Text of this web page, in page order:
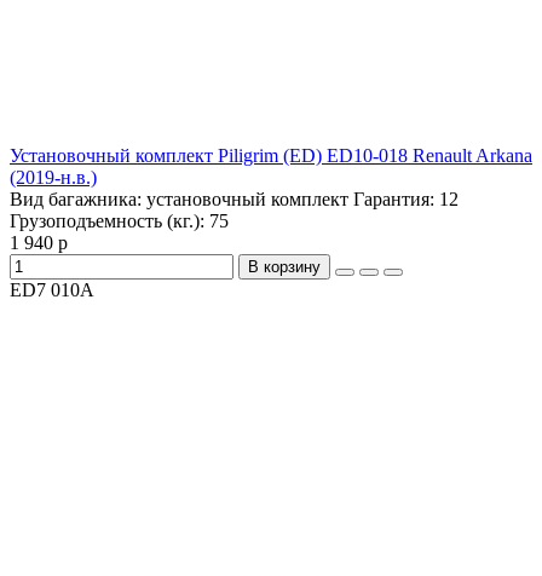
Установочный комплект Piligrim (ED) ED10-018 Renault Arkana
(2019-н.в.)
Вид багажника: установочный комплект Гарантия: 12
Грузоподъемность (кг.): 75
1 940 р
В корзину
ED7 010A